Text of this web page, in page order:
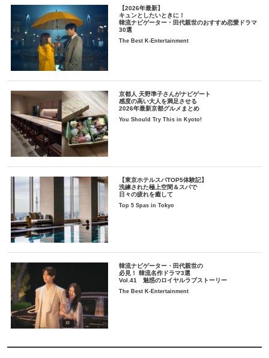
【2026年最新】
キュンとしたいときに！
韓流ナビゲーター・田代親世のおすすめ恋愛ドラマ
30選
The Best K-Entertainment
京都人 天野準子さんがナビゲート
感度の高い大人を満足させる
2026年最新京都グルメまとめ
You Should Try This in Kyoto!
【東京ホテルスパTOP5体験記】
洗練された極上空間＆スパで
日々の疲れを癒して
Top 5 Spas in Tokyo
韓流ナビゲーター・田代親世の
必見！ 韓流名作ドラマ3選
Vol.41 魅惑のロイヤルラブストーリー
The Best K-Entertainment